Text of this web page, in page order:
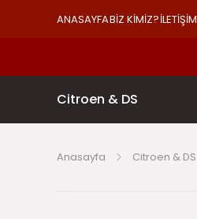
ANASAYFABİZ KİMİZ?İLETİŞİM
Citroen & DS
Anasayfa Citroen & DS